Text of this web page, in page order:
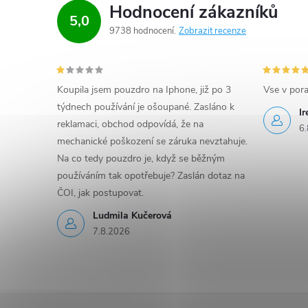
5,0 Hodnocení zákazníků
9738 hodnocení Zobrazit recenze
Ludmila Kučerová
7.8.2026
Koupila jsem pouzdro na Iphone, již po 3
týdnech používání je ošoupané. Zasláno k
reklamaci, obchod odpovídá, že na
mechanické poškození se záruka nevztahuje.
Na co tedy pouzdro je, když se běžným
používáním tak opotřebuje? Zaslán dotaz na
ČOI, jak postupovat.
Vse v